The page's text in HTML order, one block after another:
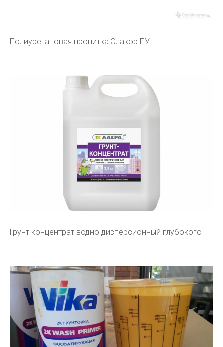
Полиуретановая пропитка Элакор ПУ
Грунт концентрат водно дисперсионный глубокого